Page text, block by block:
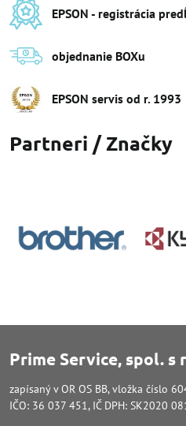
EPSON - registrácia
objednanie BOXu
EPSON servis od r​. 1993
Partneri / Značky
Prime Service, spol. s
zapísaný v OR OS BB, vložka číslo
IČO: 36 037 451, IČ DPH: SK2020